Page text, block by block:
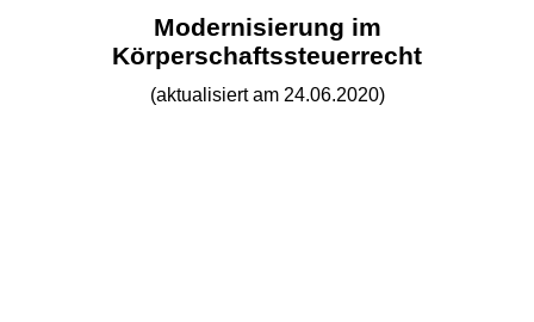
Modernisierung im
Körperschaftssteuerrecht
(aktualisiert am 24.06.2020)